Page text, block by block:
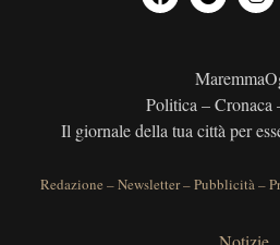
Politica – Cronaca
Il giornale della tua città per
Redazione –Newsletter–Pubblicità–